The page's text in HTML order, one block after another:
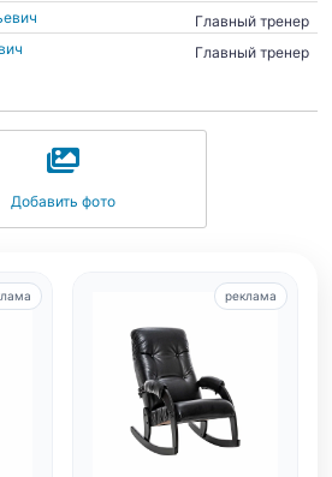
Главный тренер
Главный тренер
Добавить фото
реклама